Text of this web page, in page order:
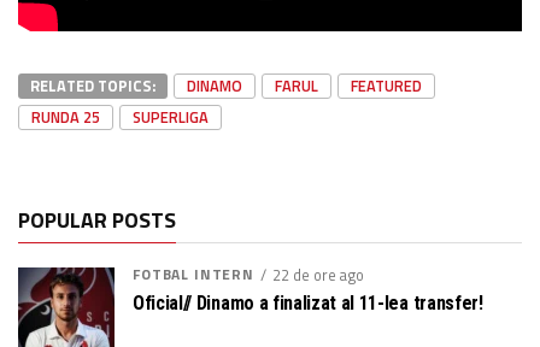
RELATED TOPICS: DINAMO FARUL
FEATURED
RUNDA 25
SUPERLIGA
POPULAR POSTS
FOTBAL INTERN 22 de ore ago
Oficial// Dinamo a finalizat al 11-lea transfer!